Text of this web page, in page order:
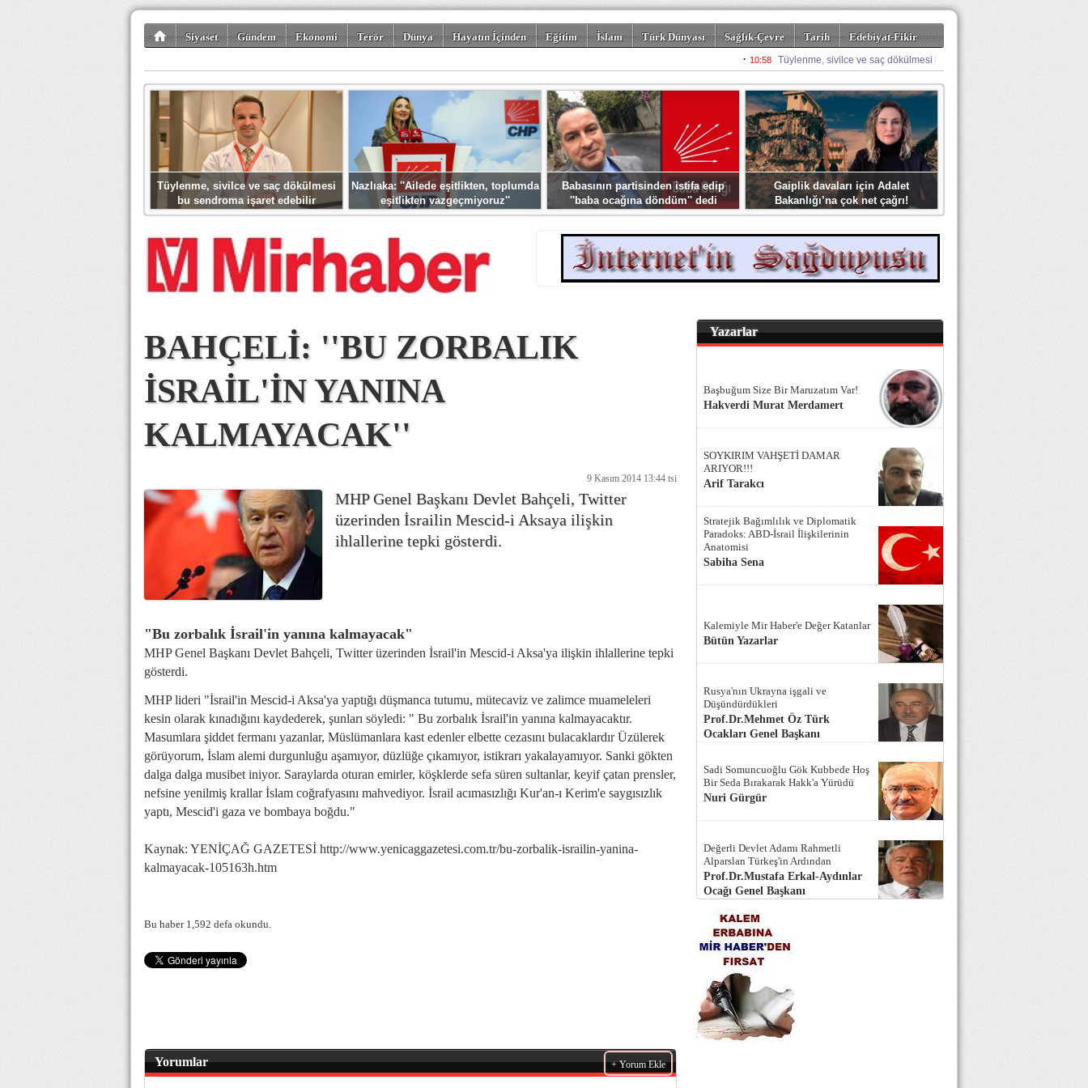
Siyaset Gündem Ekonomi Terör Dünya Hayatın İçinden Eğitim İslam Türk Dünyası Sağlık-Çevre Tarih
Edebiyat-Fikir
Tüylenme, sivilce ve saç dökülmesi
bu sendroma işaret edebilir
Nazlıaka: ''Ailede eşitlikten, toplumda
eşitlikten vazgeçmiyoruz''
Babasının partisinden istifa edip
''baba ocağına döndüm'' dedi
Gaiplik davaları için Adalet
Bakanlığı’na çok net çağrı!
BAHÇELİ: ''BU ZORBALIK
İSRAİL'İN YANINA
KALMAYACAK''
9 Kasım 2014 13:44 tsi
MHP Genel Başkanı Devlet Bahçeli, Twitter
üzerinden İsrailin Mescid-i Aksaya ilişkin
ihlallerine tepki gösterdi.
"Bu zorbalık İsrail'in yanına kalmayacak"
MHP Genel Başkanı Devlet Bahçeli, Twitter üzerinden İsrail'in Mescid-i Aksa'ya ilişkin ihlallerine tepki
gösterdi.
MHP lideri "İsrail'in Mescid-i Aksa'ya yaptığı düşmanca tutumu, mütecaviz ve zalimce muameleleri
kesin olarak kınadığını kaydederek, şunları söyledi: " Bu zorbalık İsrail'in yanına kalmayacaktır.
Masumlara şiddet fermanı yazanlar, Müslümanlara kast edenler elbette cezasını bulacaklardır Üzülerek
görüyorum, İslam alemi durgunluğu aşamıyor, düzlüğe çıkamıyor, istikrarı yakalayamıyor. Sanki gökten
dalga dalga musibet iniyor. Saraylarda oturan emirler, köşklerde sefa süren sultanlar, keyif çatan prensler,
nefsine yenilmiş krallar İslam coğrafyasını mahvediyor. İsrail acımasızlığı Kur'an-ı Kerim'e saygısızlık
yaptı, Mescid'i gaza ve bombaya boğdu."
Kaynak: YENİÇAĞ GAZETESİ http://www.yenicaggazetesi.com.tr/bu-zorbalik-israilin-yanina-
kalmayacak-105163h.htm
Bu haber 1,592 defa okundu.
Yorumlar + Yorum Ekle
Yazarlar
Başbuğum Size Bir Maruzatım Var!
Hakverdi Murat Merdamert
SOYKIRIM VAHŞETİ DAMAR
ARIYOR!!!
Arif Tarakcı
Stratejik Bağımlılık ve Diplomatik
Paradoks: ABD-İsrail İlişkilerinin
Anatomisi
Sabiha Sena
Kalemiyle Mir Haber'e Değer Katanlar
Bütün Yazarlar
Rusya'nın Ukrayna işgali ve
Düşündürdükleri
Prof.Dr.Mehmet Öz Türk
Ocakları Genel Başkanı
Sadi Somuncuoğlu Gök Kubbede Hoş
Bir Seda Bırakarak Hakk'a Yürüdü
Nuri Gürgür
Değerli Devlet Adamı Rahmetli
Alparslan Türkeş'in Ardından
Prof.Dr.Mustafa Erkal-Aydınlar
Ocağı Genel Başkanı